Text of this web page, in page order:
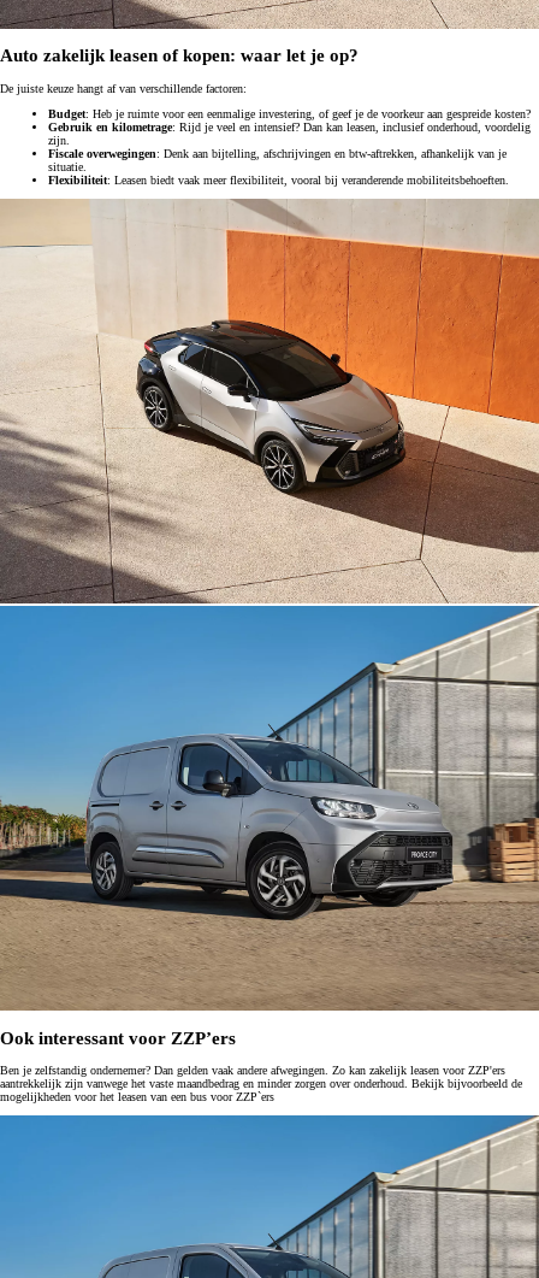
Auto zakelijk leasen of kopen: waar let je op?
De juiste keuze hangt af van verschillende factoren:
Budget: Heb je ruimte voor een eenmalige investering, of geef je de voorkeur aan gespreide kosten?
Gebruik en kilometrage: Rijd je veel en intensief? Dan kan leasen, inclusief onderhoud, voordelig
zijn.
Fiscale overwegingen: Denk aan bijtelling, afschrijvingen en btw-aftrekken, afhankelijk van je
situatie.
Flexibiliteit: Leasen biedt vaak meer flexibiliteit, vooral bij veranderende mobiliteitsbehoeften.
Ook interessant voor ZZP’ers
Ben je zelfstandig ondernemer? Dan gelden vaak andere afwegingen. Zo kan zakelijk leasen voor ZZP'ers
aantrekkelijk zijn vanwege het vaste maandbedrag en minder zorgen over onderhoud. Bekijk bijvoorbeeld de
mogelijkheden voor het leasen van een bus voor ZZP`ers